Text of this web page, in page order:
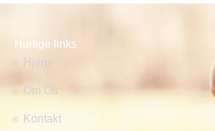
Hurtige links
Hjem
Om Os
Kontakt